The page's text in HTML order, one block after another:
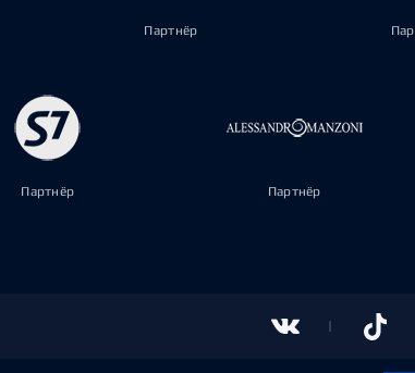
Партнёр
Партнёр Партнёр